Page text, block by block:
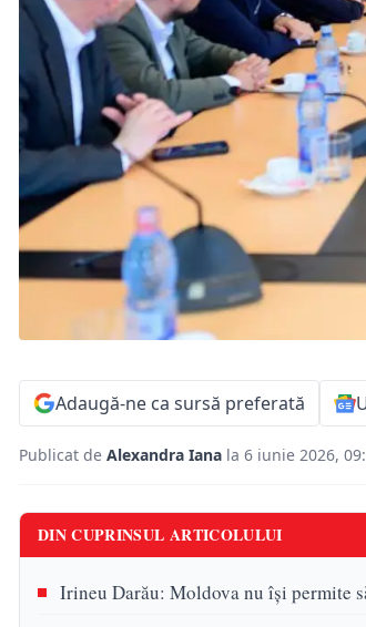
Adaugă-ne ca sursă preferată
Publicat de Alexandra Iana la 6 iunie 2026,
DIN CUPRINSUL ARTICOLULUI
Irineu Darău: Moldova nu își permite